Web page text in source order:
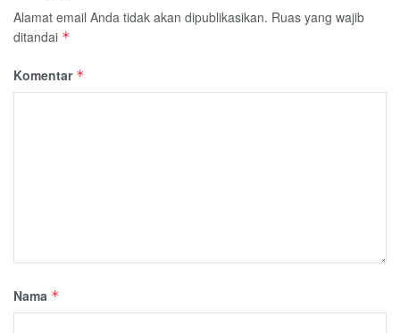
Alamat email Anda tidak akan dipublikasikan. Ruas yang wajib
ditandai *
Komentar *
Nama *